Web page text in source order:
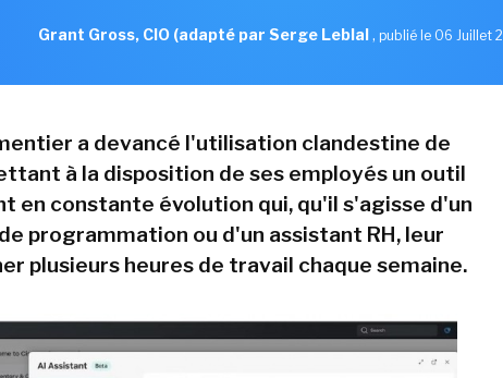
Grant Gross, CIO (adapté par Serge Leblal, publié le 06 Juillet
a devancé l'utilisation clandestine de
à la disposition de ses employés un outil
en constante évolution qui, qu'il s'agisse d'un
programmation ou d'un assistant RH, leur
plusieurs heures de travail chaque semaine.